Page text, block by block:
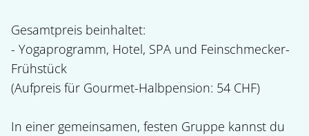
Gesamtpreis beinhaltet:
- Yogaprogramm, Hotel, SPA und Feinschmecker-
Frühstück
(Aufpreis für Gourmet-Halbpension: 54 CHF)
In einer gemeinsamen, festen Gruppe kannst du